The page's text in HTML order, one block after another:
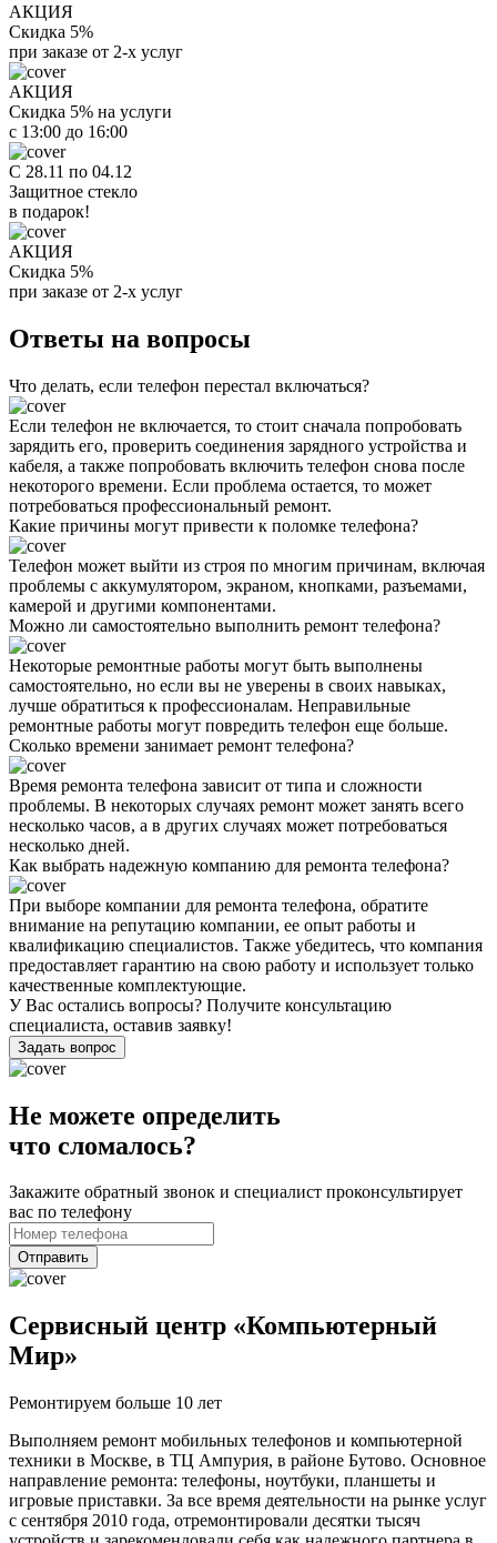
АКЦИЯ
Скидка 5%
при заказе от 2-х услуг
АКЦИЯ
Скидка 5% на услуги
с 13:00 до 16:00
С 28.11 по 04.12
Защитное стекло
в подарок!
АКЦИЯ
Скидка 5%
при заказе от 2-х услуг
Ответы на вопросы
Что делать, если телефон перестал включаться?
Если телефон не включается, то стоит сначала попробовать
зарядить его, проверить соединения зарядного устройства и
кабеля, а также попробовать включить телефон снова после
некоторого времени. Если проблема остается, то может
потребоваться профессиональный ремонт.
Какие причины могут привести к поломке телефона?
Телефон может выйти из строя по многим причинам, включая
проблемы с аккумулятором, экраном, кнопками, разъемами,
камерой и другими компонентами.
Можно ли самостоятельно выполнить ремонт телефона?
Некоторые ремонтные работы могут быть выполнены
самостоятельно, но если вы не уверены в своих навыках,
лучше обратиться к профессионалам. Неправильные
ремонтные работы могут повредить телефон еще больше.
Сколько времени занимает ремонт телефона?
Время ремонта телефона зависит от типа и сложности
проблемы. В некоторых случаях ремонт может занять всего
несколько часов, а в других случаях может потребоваться
несколько дней.
Как выбрать надежную компанию для ремонта телефона?
При выборе компании для ремонта телефона, обратите
внимание на репутацию компании, ее опыт работы и
квалификацию специалистов. Также убедитесь, что компания
предоставляет гарантию на свою работу и использует только
качественные комплектующие.
У Вас остались вопросы? Получите консультацию
специалиста, оставив заявку!
Задать вопрос
Не можете определить
что сломалось?
Закажите обратный звонок и специалист проконсультирует
вас по телефону
Отправить
Сервисный центр «Компьютерный
Мир»
Ремонтируем больше 10 лет
Выполняем ремонт мобильных телефонов и компьютерной
техники в Москве, в ТЦ Ампурия, в районе Бутово. Основное
направление ремонта: телефоны, ноутбуки, планшеты и
игровые приставки. За все время деятельности на рынке услуг
с сентября 2010 года, отремонтировали десятки тысяч